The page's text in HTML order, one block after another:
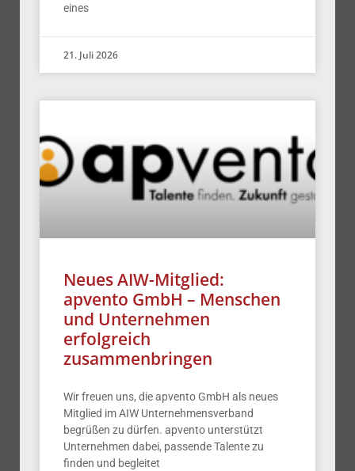
eines
21. Juli 2026
Neues AIW-Mitglied:
apvento GmbH – Menschen
und Unternehmen
erfolgreich
zusammenbringen
Wir freuen uns, die apvento GmbH als neues
Mitglied im AIW Unternehmensverband
begrüßen zu dürfen. apvento unterstützt
Unternehmen dabei, passende Talente zu
finden und begleitet